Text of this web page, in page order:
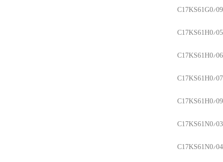
C17KS61G0/09
C17KS61H0/05
C17KS61H0/06
C17KS61H0/07
C17KS61H0/09
C17KS61N0/03
C17KS61N0/04